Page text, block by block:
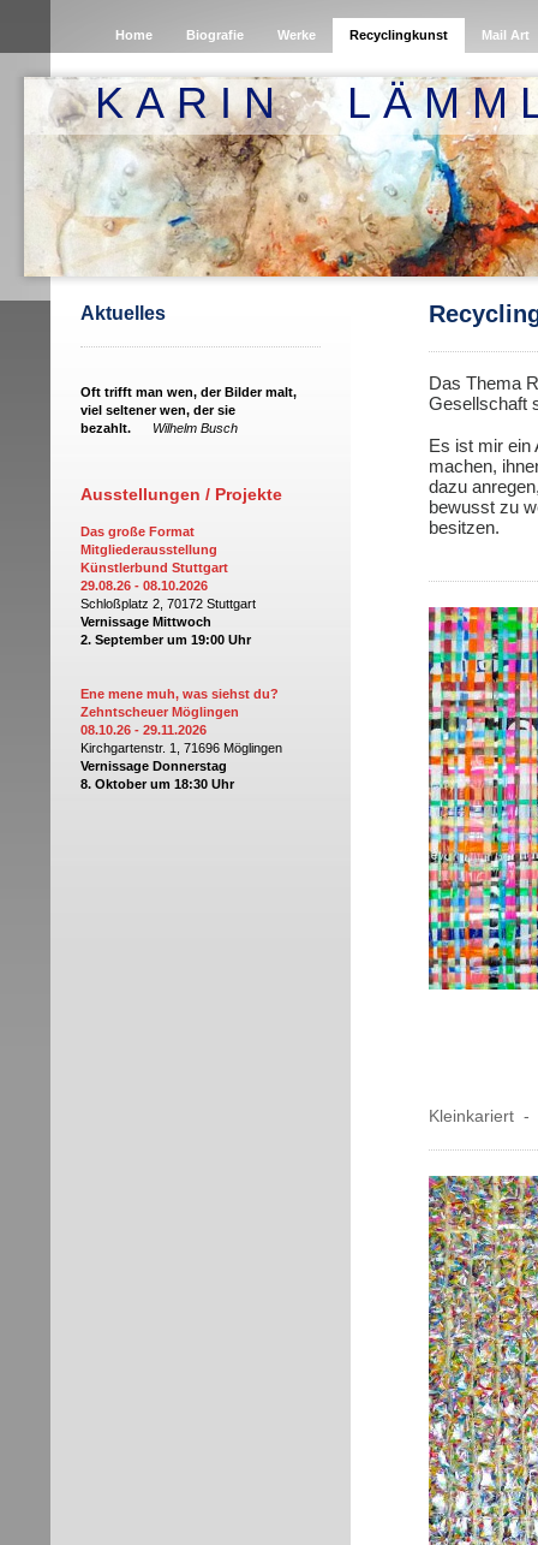
Home Biografie Werke Recyclingkunst Mail Art
K A R I N L Ä M M
Aktuelles
Oft trifft man wen, der Bilder malt,
viel seltener wen, der sie
bezahlt.
Wilhelm Busch
Ausstellungen / Projekte
Das große Format
Mitgliederausstellung
Künstlerbund Stuttgart
29.08.26 - 08.10.2026
Schloßplatz 2, 70172 Stuttgart
Vernissage Mittwoch
2. Septemberum 19:00 Uhr
Ene mene muh, was siehst du?
Zehntscheuer Möglingen
08.10.26 - 29.11.2026
Kirchgartenstr. 1, 71696 Möglingen
Vernissage Donnerstag
8. Oktober um 18:30 Uhr
Das Thema
Gesellschaft
Es ist mir ein
machen,
dazu
bewusst zu
besitzen.
Kleinkariert -